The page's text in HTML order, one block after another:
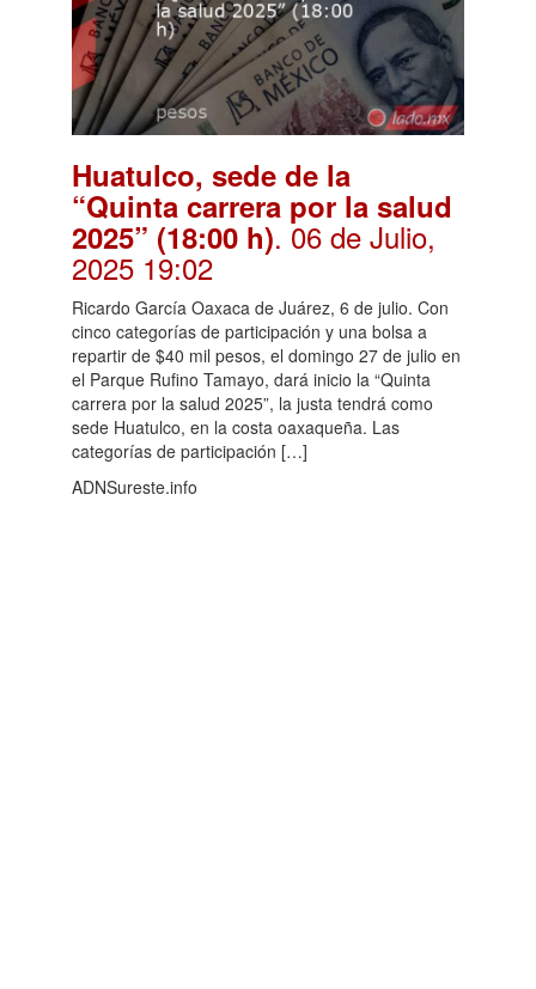
Huatulco, sede de la
“Quinta carrera por la salud
2025” (18:00 h). 06 de Julio,
2025 19:02
Ricardo García Oaxaca de Juárez, 6 de julio. Con
cinco categorías de participación y una bolsa a
repartir de $40 mil pesos, el domingo 27 de julio en
el Parque Rufino Tamayo, dará inicio la “Quinta
carrera por la salud 2025”, la justa tendrá como
sede Huatulco, en la costa oaxaqueña. Las
categorías de participación […]
ADNSureste.info